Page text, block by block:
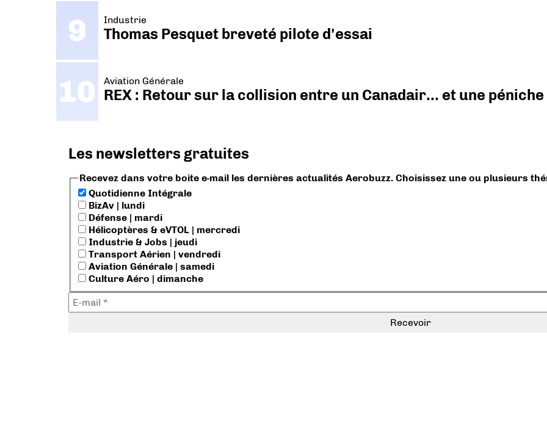
Industrie
Thomas Pesquet breveté pilote d'essai
Aviation Générale
REX : Retour sur la collision entre un Canadair… et une péniche
Les newsletters gratuites
Recevez dans votre boite e-mail les dernières actualités Aerobuzz. Choisissez une ou plusieurs
Quotidienne Intégrale
BizAv | lundi
Défense | mardi
Hélicoptères & eVTOL | mercredi
Industrie & Jobs | jeudi
Transport Aérien | vendredi
Aviation Générale | samedi
Culture Aéro | dimanche